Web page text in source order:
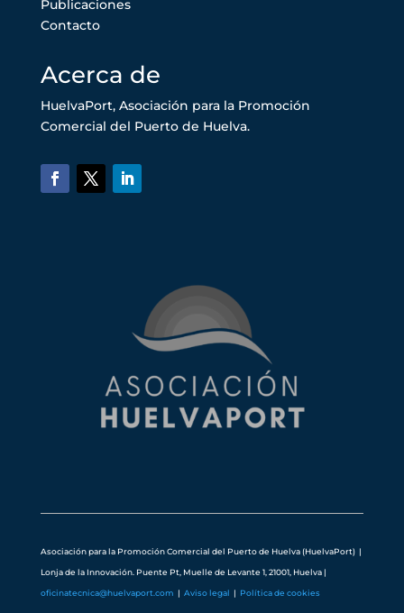
Publicaciones
Contacto
Acerca de
HuelvaPort, Asociación para la Promoción
Comercial del Puerto de Huelva.
Asociación para la Promoción Comercial del Puerto de Huelva (HuelvaPort) |
Lonja de la Innovación. Puente Pt, Muelle de Levante 1, 21001, Huelva|
oficinatecnica@huelvaport.com | Aviso legal | Política de cookies